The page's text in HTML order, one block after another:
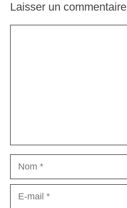
Laisser un commentaire
Nom